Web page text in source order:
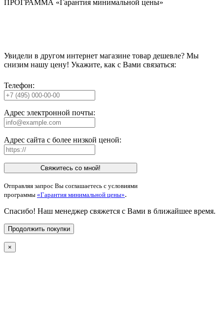
ПРОГРАММА «Гарантия минимальной цены»
Увидели в другом интернет магазине товар дешевле? Мы
снизим нашу цену! Укажите, как с Вами связаться:
Телефон:
Адрес электронной почты:
Адрес сайта с более низкой ценой:
Свяжитесь со мной!
Отправляя запрос Вы соглашаетесь с условиями
программы «Гарантия минимальной цены».
Спасибо! Наш менеджер свяжется с Вами в ближайшее время.
Продолжить покупки
×